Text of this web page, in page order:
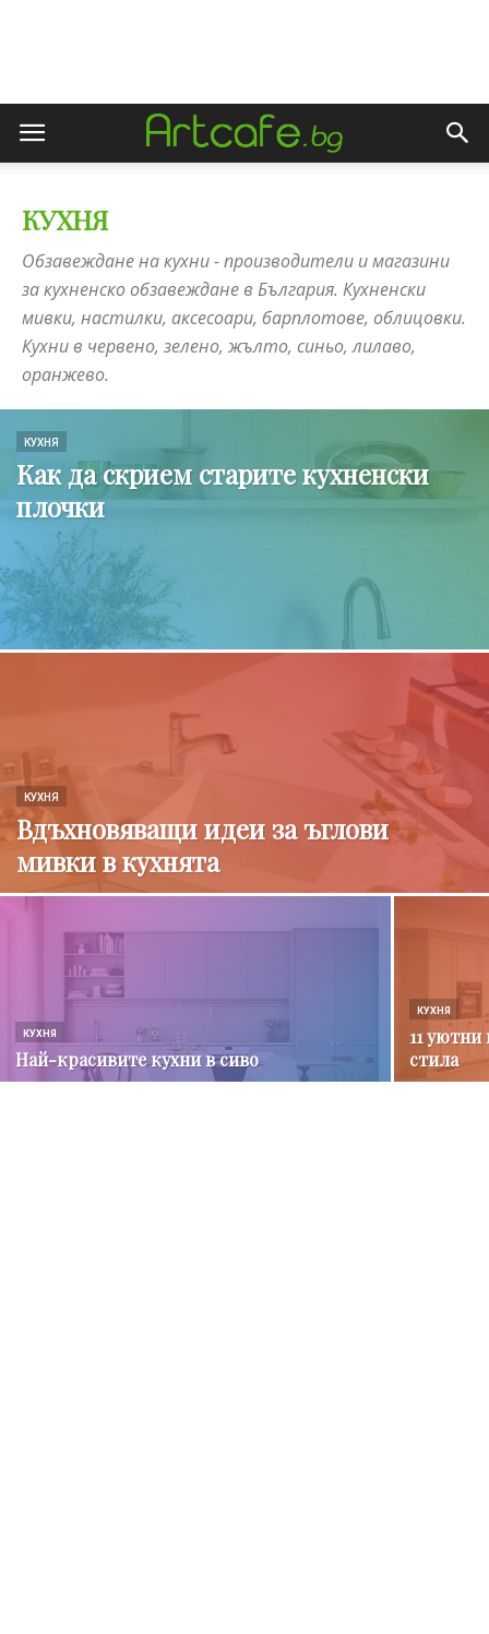
КУХНЯ
Обзавеждане на кухни - производители и магазини
за кухненско обзавеждане в България. Кухненски
мивки, настилки, аксесоари, барплотове, облицовки.
Кухни в червено, зелено, жълто, синьо, лилаво,
оранжево.
КУХНЯ
Как да скрием старите кухненски
плочки
КУХНЯ
Вдъхновяващи идеи за ъглови
мивки в кухнята
КУХНЯ
Най-красивите кухни в сиво
КУХНЯ
11
стила